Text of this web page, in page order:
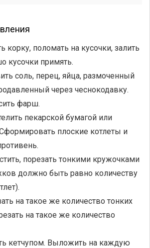
корку, поломать на кусочки, залить
кусочки примять.
соль, перец, яйца, размоченный
через чеснокодавку.
фарш.
пекарской бумагой или
плоские котлеты и
порезать тонкими кружочками
должно быть равно количеству
на такое же количество тонких
на такое же количество
кетчупом. Выложить на каждую